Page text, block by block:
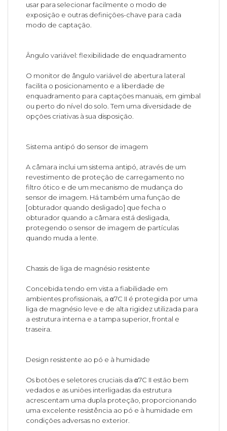
usar para selecionar facilmente o modo de
exposição e outras definições-chave para cada
modo de captação.
Ângulo variável: flexibilidade de enquadramento
O monitor de ângulo variável de abertura lateral
facilita o posicionamento e a liberdade de
enquadramento para captações manuais, em gimbal
ou perto do nível do solo. Tem uma diversidade de
opções criativas à sua disposição.
Sistema antipó do sensor de imagem
A câmara inclui um sistema antipó, através de um
revestimento de proteção de carregamento no
filtro ótico e de um mecanismo de mudança do
sensor de imagem. Há também uma função de
[obturador quando desligado] que fecha o
obturador quando a câmara está desligada,
protegendo o sensor de imagem de partículas
quando muda a lente.
Chassis de liga de magnésio resistente
Concebida tendo em vista a fiabilidade em
ambientes profissionais, a α7C II é protegida por uma
liga de magnésio leve e de alta rigidez utilizada para
a estrutura interna e a tampa superior, frontal e
traseira.
Design resistente ao pó e à humidade
Os botões e seletores cruciais da α7C II estão bem
vedados e as uniões interligadas da estrutura
acrescentam uma dupla proteção, proporcionando
uma excelente resistência ao pó e à humidade em
condições adversas no exterior.